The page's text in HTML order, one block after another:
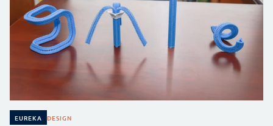
EUREKA DESIGN